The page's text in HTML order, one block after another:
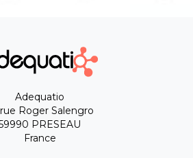
Adequatio
Roger Salengro
PRESEAU
France